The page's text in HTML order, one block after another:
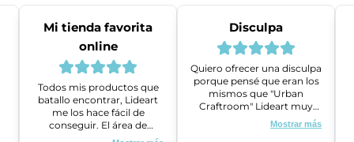
Mi tienda favorita
online
Todos mis productos que
batallo encontrar, Lideart
me los hace fácil de
conseguir. El área de
ventas es super amable y
Disculpa
Quiero ofrecer una disculpa
porque pensé que eran los
mismos que "Urban
Craftroom" Lideart muy
amables me ayudaron a
gestionar un problema que
Mostrar más